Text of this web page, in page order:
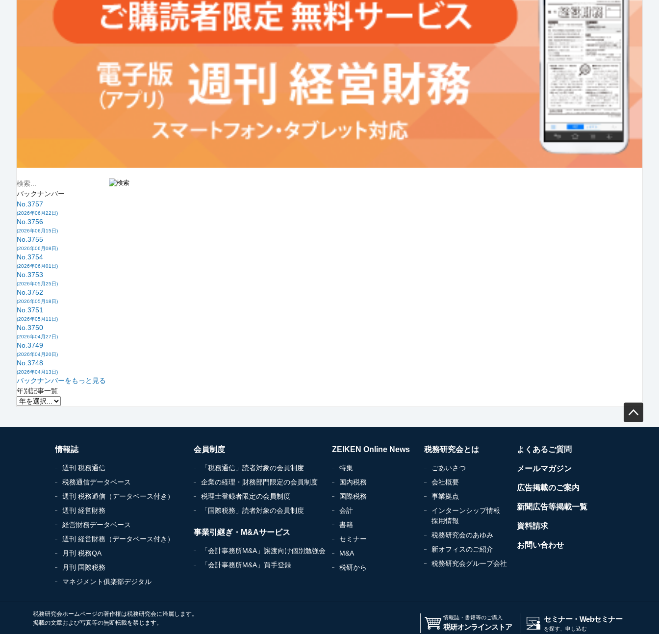
バックナンバー
No.3757
(2026年06月22日)
No.3756
(2026年06月15日)
No.3755
(2026年06月08日)
No.3754
(2026年06月01日)
No.3753
(2026年05月25日)
No.3752
(2026年05月18日)
No.3751
(2026年05月11日)
No.3750
(2026年04月27日)
No.3749
(2026年04月20日)
No.3748
(2026年04月13日)
バックナンバーをもっと見る
年別記事一覧
情報誌
週刊 税務通信
税務通信データベース
週刊 税務通信（データベース付き）
週刊 経営財務
経営財務データベース
週刊 経営財務（データベース付き）
月刊 税務QA
月刊 国際税務
マネジメント俱楽部デジタル
会員制度
「税務通信」読者対象の会員制度
企業の経理・財務部門限定の会員制度
税理士登録者限定の会員制度
「国際税務」読者対象の会員制度
事業引継ぎ・M&Aサービス
「会計事務所M&A」譲渡向け個別勉強会
「会計事務所M&A」買手登録
ZEIKEN Online News
特集
国内税務
国際税務
会計
書籍
セミナー
M&A
税研から
税務研究会とは
ごあいさつ
会社概要
事業拠点
インターンシップ情報
採用情報
税務研究会のあゆみ
新オフィスのご紹介
税務研究会グループ会社
よくあるご質問
メールマガジン
広告掲載のご案内
新聞広告等掲載一覧
資料請求
お問い合わせ
税務研究会ホームページの著作権は税務研究会に帰属します。
掲載の文章および写真等の無断転載を禁じます。
情報誌・書籍等のご購入
税研オンラインストア
セミナー・Webセミナー
を探す、申し込む